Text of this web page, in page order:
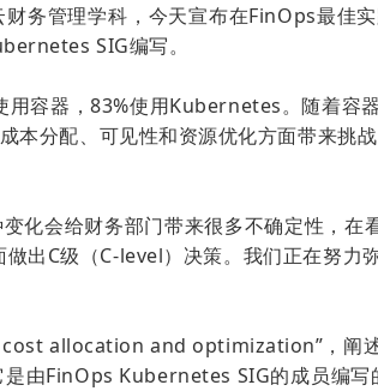
务管理学科，今天宣布在FinOps最佳
SIG编写。
用容器，83%使用Kubernetes。随着容
分配、可见性和资源优化方面带来挑战
化会给财务部门带来很多不确定性，
出C级（C-level）决策。我们正在努力
allocation and optimization”，阐述
由FinOps Kubernetes SIG的成员编